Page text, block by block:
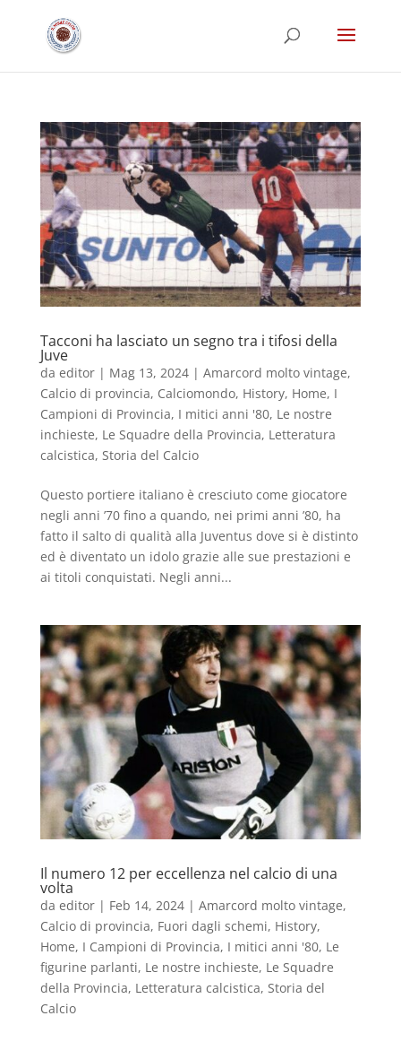
Tacconi ha lasciato un segno tra i tifosi della
Juve
da editor| Mag 13, 2024| Amarcord molto vintage,
Calcio di provincia, Calciomondo, History, Home, I
Campioni di Provincia, I mitici anni '80, Le nostre
inchieste, Le Squadre della Provincia, Letteratura
calcistica, Storia del Calcio
Questo portiere italiano è cresciuto come giocatore
negli anni ’70 fino a quando, nei primi anni ’80, ha
fatto il salto di qualità alla Juventus dove si è distinto
ed è diventato un idolo grazie alle sue prestazioni e
ai titoli conquistati. Negli anni...
Il numero 12 per eccellenza nel calcio di una
volta
da editor| Feb 14, 2024| Amarcord molto vintage,
Calcio di provincia, Fuori dagli schemi, History,
Home, I Campioni di Provincia, I mitici anni '80, Le
figurine parlanti, Le nostre inchieste, Le Squadre
della Provincia, Letteratura calcistica, Storia del
Calcio